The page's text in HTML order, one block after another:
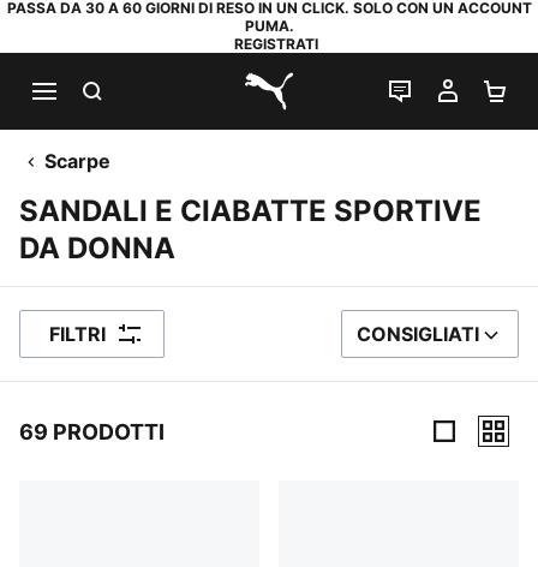
PASSA DA 30 A 60 GIORNI DI RESO IN UN CLICK. SOLO CON UN ACCOUNT
PUMA.
REGISTRATI
PUMA.com
CHAT IL MIO
Scarpe
SANDALI E CIABATTE SPORTIVE
DA DONNA
FILTRI ORDINA PER
CONSIGLIATI
69 PRODOTTI